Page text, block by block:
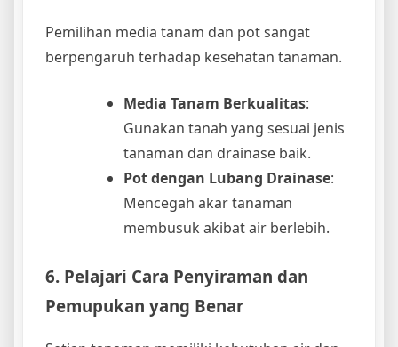
Pemilihan media tanam dan pot sangat
berpengaruh terhadap kesehatan tanaman.
Media Tanam Berkualitas:
Gunakan tanah yang sesuai jenis
tanaman dan drainase baik.
Pot dengan Lubang Drainase:
Mencegah akar tanaman
membusuk akibat air berlebih.
6. Pelajari Cara Penyiraman dan
Pemupukan yang Benar